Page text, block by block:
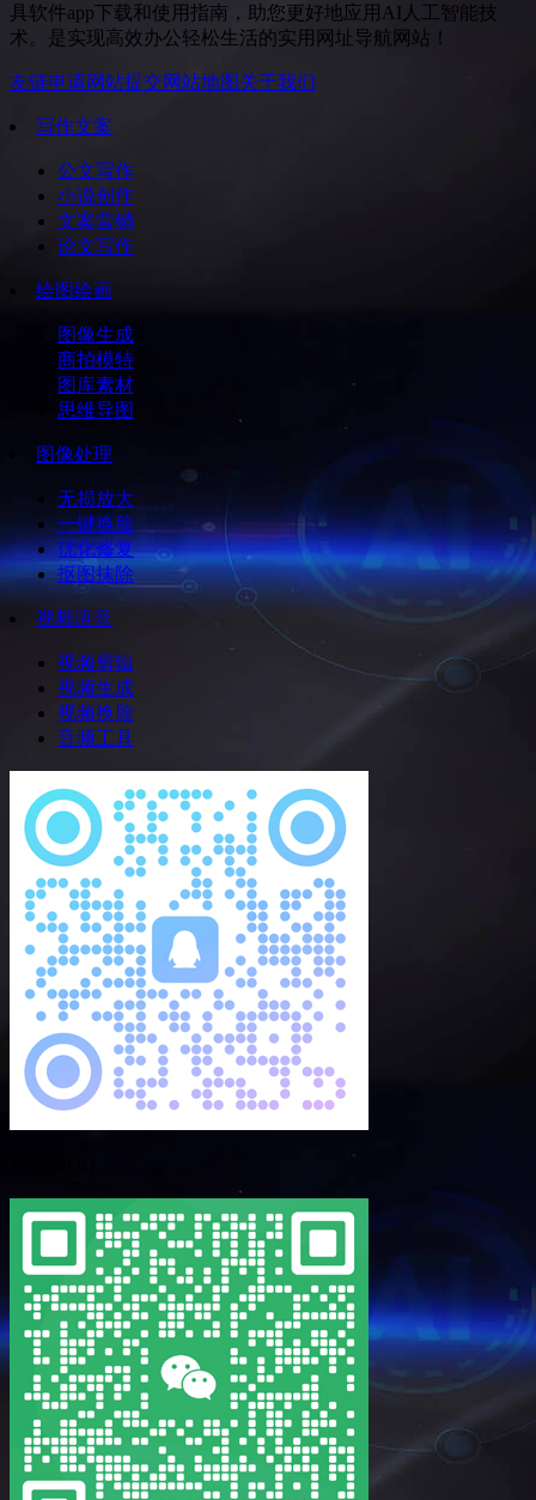
具软件app下载和使用指南，助您更好地应用AI人工智能技
术。是实现高效办公轻松生活的实用网址导航网站！
友链申请网站提交网站地图 关于我们
写作文案
公文写作
小说创作
文案营销
论文写作
绘图绘画
图像生成
商拍模特
图库素材
思维导图
图像处理
无损放大
一键换脸
优化修复
抠图抹除
视频语音
视频剪辑
视频生成
视频换脸
音频工具